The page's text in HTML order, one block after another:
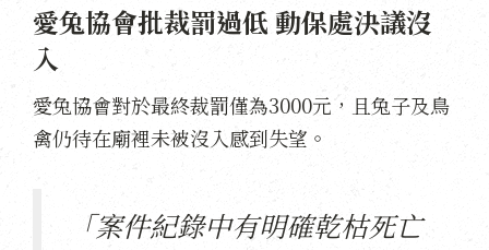
愛兔協會批裁罰過低 動保處決議沒
入
愛兔協會對於最終裁罰僅為3000元，且兔子及鳥
禽仍待在廟裡未被沒入感到失望。
「案件紀錄中有明確乾枯死亡